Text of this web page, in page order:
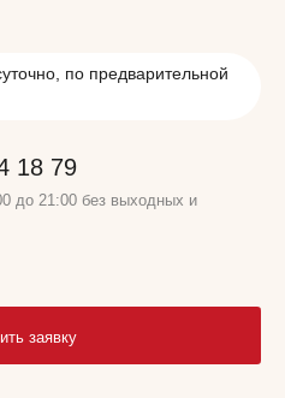
по предварительной
18 79
до 21:00 без выходных и
заявку